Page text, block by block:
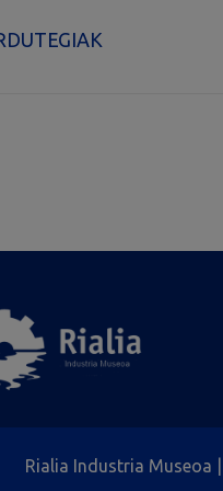
Rialia Industria Museoa